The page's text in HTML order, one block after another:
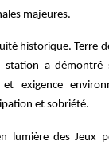
majeures.
historique. Terre
a démontré
exigence
et sobriété.
lumière des Jeux